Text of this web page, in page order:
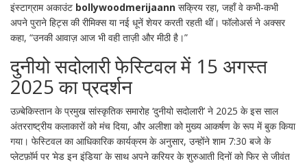
इंस्टाग्राम अकाउंट bollywoodmerijaann सक्रिय रहा, जहाँ वे कभी‑कभी
अपने पुराने हिट्स की रीमिक्स या नई धूनें शेयर करती रहती थीं। फॉलोअर्स ने अक्सर
कहा, “उनकी आवाज़ आज भी वही ताज़ी और मीठी है।”
दुनीयो सदोलारी फेस्टिवल में 15 अगस्त
2025 का प्रदर्शन
उज़्बेकिस्तान के प्रमुख सांस्कृतिक समारोह ‘दुनीयो सदोलारी’ ने 2025 के इस साल
अंतरराष्ट्रीय कलाकारों को मंच दिया, और अलीशा को मुख्य आकर्षण के रूप में बुक किया
गया। फेस्टिवल का आधिकारिक कार्यक्रमके अनुसार, उन्होंने शाम 7:30 बजे के
प्लेटफ़ॉर्म पर ‘मेड इन इंडिया’ के साथ अपने करियर के शुरुआती दिनों को फिर से जीवंत